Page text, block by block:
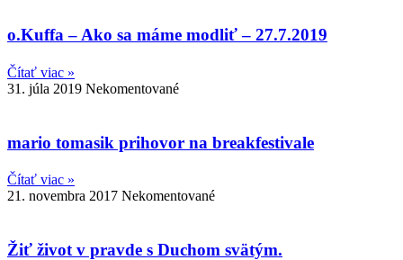
o.Kuffa – Ako sa máme modliť – 27.7.2019
Čítať viac »
31. júla 2019 Nekomentované
mario tomasik prihovor na breakfestivale
Čítať viac »
21. novembra 2017 Nekomentované
Žiť život v pravde s Duchom svätým.